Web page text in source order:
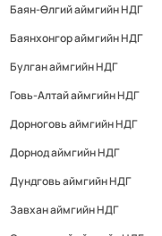
Баян-Өлгий аймгийн НДГ
Баянхонгор аймгийн НДГ
Булган аймгийн НДГ
Говь-Алтай аймгийн НДГ
Дорноговь аймгийн НДГ
Дорнод аймгийн НДГ
Дундговь аймгийн НДГ
Завхан аймгийн НДГ